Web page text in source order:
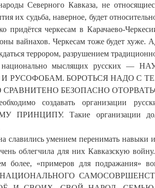
Северного Кавказа, не
их судьба, наверное, будет
придётся черкесам в Карачаево-
вайнахов. Черкесам тоже будет
террором, разрушением
национально мыслящих
РУСОФОБАМ. БОРОТЬСЯ НАДО С
БЕЗОПАСНО
создавать
ПРИНЦИПУ. Такие организации
славились умением перенимать навыки
облегчила для них Кавказскую
более, «примеров для